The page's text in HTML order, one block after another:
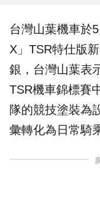
台灣山葉機車於
X 」TSR特仕版
銀 ，台灣山葉表
TSR機車錦標賽
隊的競技塗裝為
彙轉化為日常騎